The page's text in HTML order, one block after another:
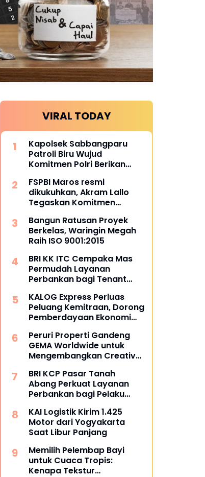
VIRAL TODAY
Kapolsek Sabbangparu
Patroli Biru Wujud
Komitmen Polri Berikan
Masyarakat
FSPBI Maros resmi
dikukuhkan, Akram Lallo
Tegaskan Komitmen
Pekerja
Bangun Ratusan Proyek
Berkelas, Waringin Megah
Raih ISO 9001:2015
BRI KK ITC Cempaka Mas
Permudah Layanan
Perbankan bagi Tenant
KALOG Express Perluas
Peluang Kemitraan, Dorong
Pemberdayaan Ekonomi
Peruri Properti Gandeng
GEMA Worldwide untuk
Mengembangkan Creative
Komunitas
BRI KCP Pasar Tanah
Abang Perkuat Layanan
Perbankan bagi Pelaku
Pusat Grosir Terbesar di
Indonesia
KAI Logistik Kirim 1.425
Motor dari Yogyakarta
Saat Libur Panjang
Memilih Pelembap Bayi
untuk Cuaca Tropis:
Kenapa Tekstur